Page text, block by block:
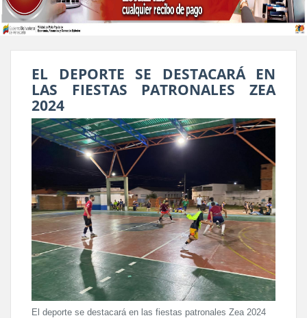
EL DEPORTE SE DESTACARÁ EN
LAS FIESTAS PATRONALES ZEA
2024
El deporte se destacará en las fiestas patronales Zea 2024